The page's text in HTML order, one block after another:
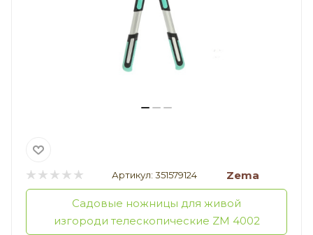
Артикул: 351579124 Zema
Садовые ножницы для живой
изгороди телескопические ZM 4002